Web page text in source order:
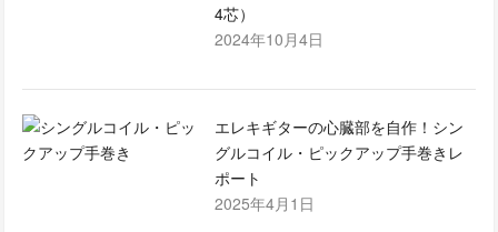
4芯）
2024年10月4日
エレキギターの心臓部を自作！シン
グルコイル・ピックアップ手巻きレ
ポート
2025年4月1日